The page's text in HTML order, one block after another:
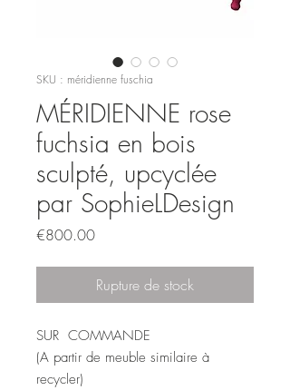
SKU : méridienne fuschia
MÉRIDIENNE rose
fuchsia en bois
sculpté, upcyclée
par SophieLDesign
€800.00Prix
Rupture de stock
SUR COMMANDE
(A partir de meuble similaire à
recycler)